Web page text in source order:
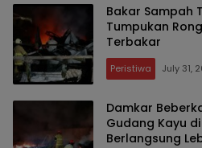
Bakar Sampah
Tumpukan
Terbakar
Peristiwa July 31,
Damkar
Gudang Kayu
Berlangsung